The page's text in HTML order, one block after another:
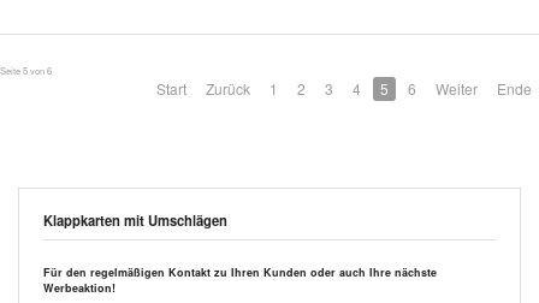
Seite 5 von 6
Start Zurück 1 2 3 4 5 6 Weiter Ende
Klappkarten mit Umschlägen
Für den regelmäßigen Kontakt zu Ihren Kunden oder auch Ihre nächste
Werbeaktion!